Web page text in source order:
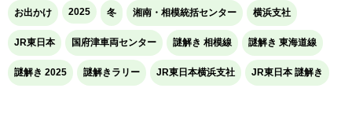
お出かけ 2025 冬 湘南・相模統括センター 横浜支社
JR東日本 国府津車両センター 謎解き 相模線 謎解き 東海道線
謎解き 2025 謎解きラリー JR東日本横浜支社 JR東日本 謎解き